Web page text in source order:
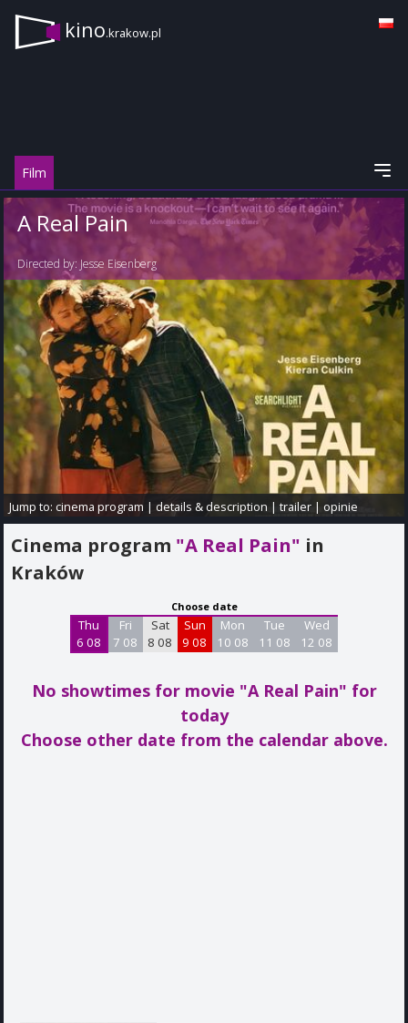
kino.krakow.pl
Film
A Real Pain
Directed by: Jesse Eisenberg
Jump to:cinema program |details & description |trailer |opinie
Cinema program "A Real Pain" in
Kraków
Choose date
Thu
6 08
Fri
7 08
Sat
8 08
Sun
9 08
Mon
10 08
Tue
11 08
Wed
12 08
No showtimes for movie "A Real Pain" for
today
Choose other date from the calendar above.